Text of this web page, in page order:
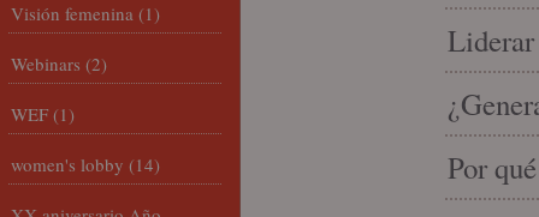
Liderar
Por
Visión femenina (1)
Webinars (2)
WEF (1)
women's lobby (14)